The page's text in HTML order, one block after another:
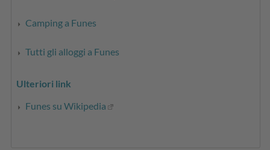
Camping a Funes
Tutti gli alloggi a Funes
Ulteriori link
Funes su Wikipedia